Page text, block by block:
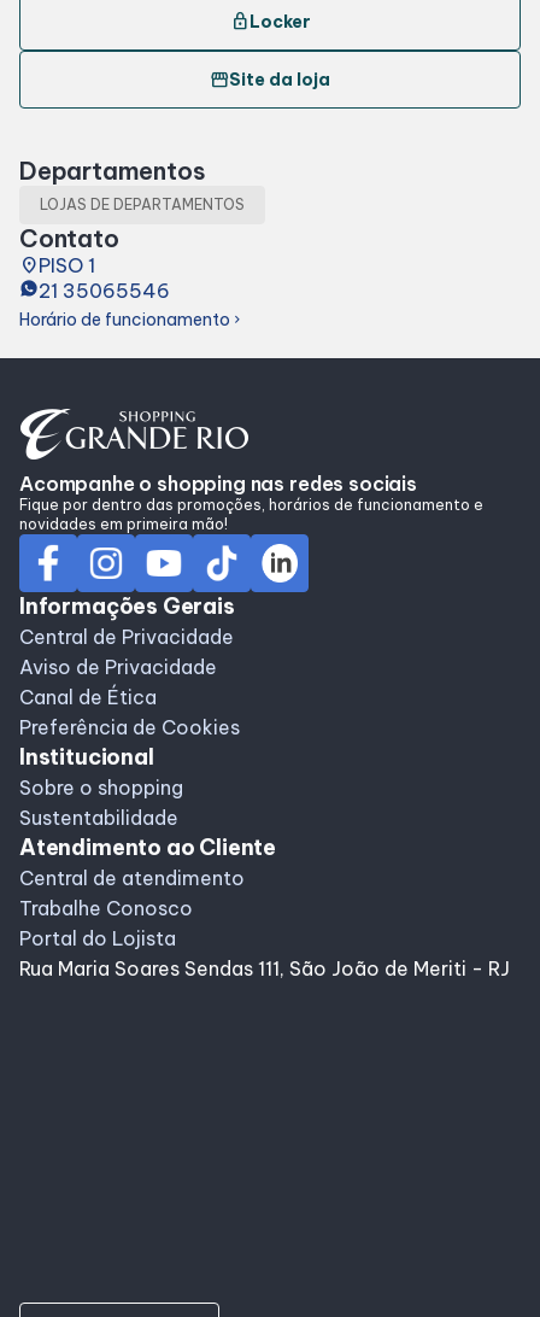
Lojas e Restaurantes
Lojas
Alimentação
Delivery de Alimentação
Programa de benefícios
lockLocker
storefrontSite da loja
Departamentos
LOJAS DE DEPARTAMENTOS
Contato
placePISO 1
21 35065546
Horário de funcionamento chevron_right
Acompanhe o shopping nas redes sociais
Fique por dentro das promoções, horários de funcionamento e
novidades em primeira mão!
Informações Gerais
Central de Privacidade
Aviso de Privacidade
Canal de Ética
Preferência de Cookies
Institucional
Sobre o shopping
Sustentabilidade
Atendimento ao Cliente
Central de atendimento
Trabalhe Conosco
Portal do Lojista
Rua Maria Soares Sendas 111, São João de Meriti - RJ